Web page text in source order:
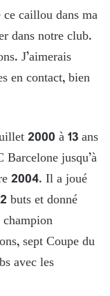
ce caillou dans ma
dans notre club.
J’aimerais
en contact, bien
2000 à 13 ans
jusqu’à
2004. Il a joué
buts et donné
sept Coupe du
avec les